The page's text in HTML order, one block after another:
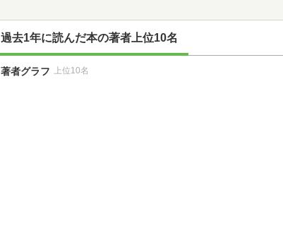
過去1年に読んだ本の著者上位10名
著者グラフ 上位10名